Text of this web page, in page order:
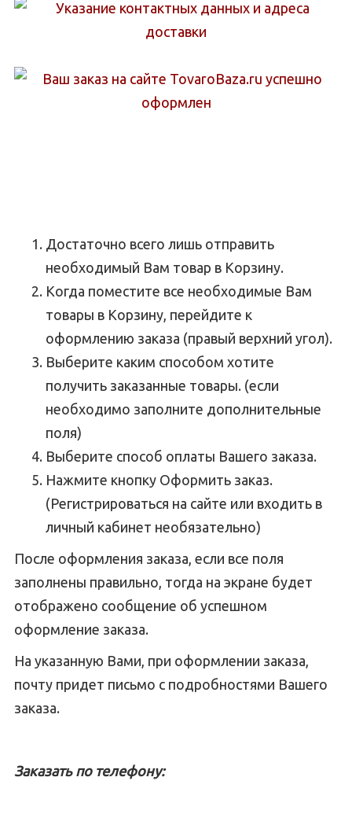
Достаточно всего лишь отправить
необходимый Вам товар в Корзину.
Когда поместите все необходимые Вам
товары в Корзину, перейдите к
оформлению заказа (правый верхний угол).
Выберите каким способом хотите
получить заказанные товары. (если
необходимо заполните дополнительные
поля)
Выберите способ оплаты Вашего заказа.
Нажмите кнопку Оформить заказ.
(Регистрироваться на сайте или входить в
личный кабинет необязательно)
После оформления заказа, если все поля
заполнены правильно, тогда на экране будет
отображено сообщение об успешном
оформление заказа.
На указанную Вами, при оформлении заказа,
почту придет письмо с подробностями Вашего
заказа.
Заказать по телефону: